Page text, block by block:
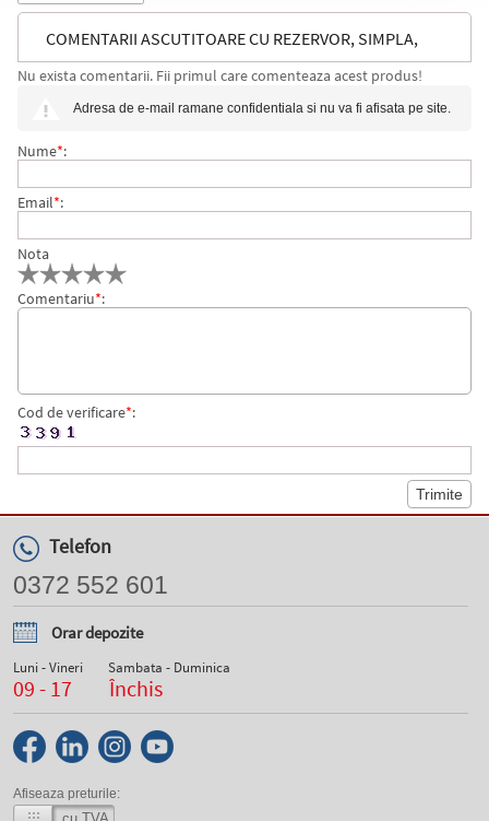
COMENTARII ASCUTITOARE CU REZERVOR, SIMPLA,
PLASTIC I-GLOO MAPED
Nu exista comentarii. Fii primul care comenteaza acest produs!
Adresa de e-mail ramane confidentiala si nu va fi afisata pe site.
Nume*:
Email*:
Nota
Comentariu*:
Cod de verificare*:
Telefon
0372 552 601
Orar depozite
Luni - Vineri
09 - 17
Sambata - Duminica
Închis
Afiseaza preturile: